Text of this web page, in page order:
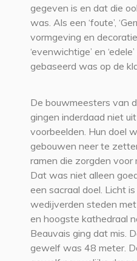
gegeven is en dat die
was. Als een ‘foute’,
vormgeving en
‘evenwichtige’ en
gebaseerd was op de
De bouwmeesters van
gingen inderdaad niet
voorbeelden. Hun doel
gebouwen neer te
ramen die zorgden voor
Dat was niet alleen
een sacraal doel. Licht
wedijverden steden
en hoogste kathedraal
Beauvais ging dat mis.
gewelf was 48 meter.